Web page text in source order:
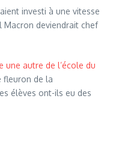
investi à une vitesse
Macron deviendrait chef
une autre de l’école du
fleuron de la
élèves ont-ils eu des